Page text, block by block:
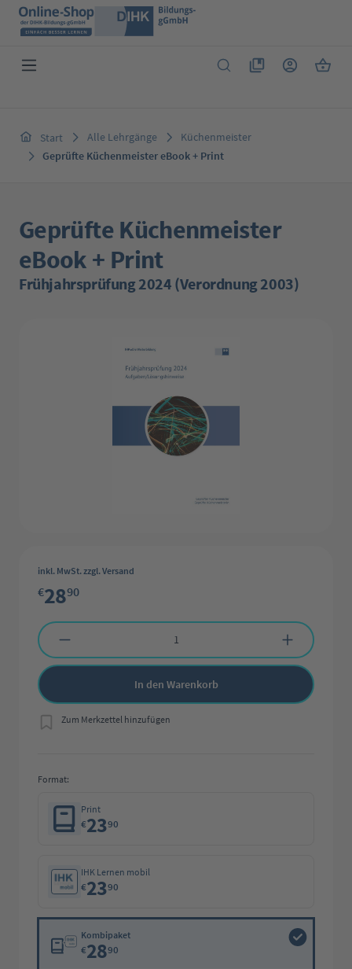
Zum Hauptinhalt springen
Du hast 0 Produkte
Start Alle Lehrgänge
Küchenmeister
Geprüfte Küchenmeister eBook + Print
Geprüfte Küchenmeister
eBook + Print
Frühjahrsprüfung 2024 (Verordnung 2003)
inkl. MwSt. zzgl. Versand
€2890
Produkt Anzahl: Gib den gewünschten Wert ein oder benutze die
In den Warenkorb
Zum Merkzettel hinzufügen
Format:
Print
€2390
IHK Lernen mobil
€2390
Kombipaket
€2890